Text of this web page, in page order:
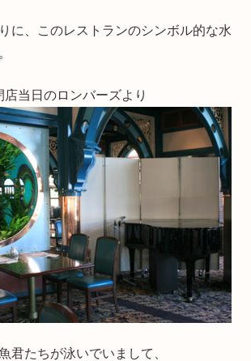
に、このレストランのシンボル的な水
店当日のロンバーズより
君たちが泳いでいまして、